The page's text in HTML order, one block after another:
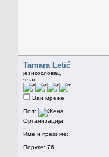
Tamara Letić
језикословац
члан
Ван мреже
Пол:
Организација:
-
Име и презиме:
Поруке: 76